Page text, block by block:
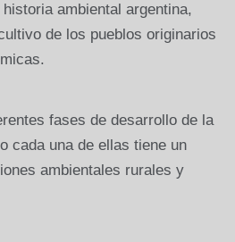
ambiental argentina,
de los pueblos originarios
fases de desarrollo de la
cada una de ellas tiene un
ambientales rurales y